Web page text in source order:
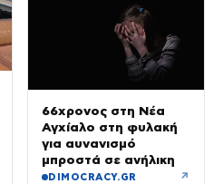
66χρονος στη Νέα
Αγχίαλο στη φυλακή
για αυνανισμό
μπροστά σε ανήλικη
DIMOCRACY.GR ↗